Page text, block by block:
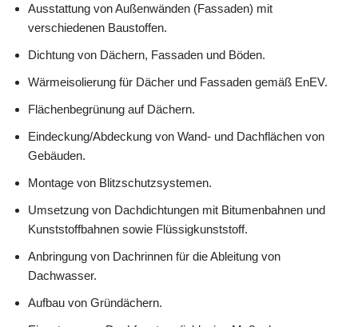
Ausstattung von Außenwänden (Fassaden) mit
verschiedenen Baustoffen.
Dichtung von Dächern, Fassaden und Böden.
Wärmeisolierung für Dächer und Fassaden gemäß EnEV.
Flächenbegrünung auf Dächern.
Eindeckung/Abdeckung von Wand- und Dachflächen von
Gebäuden.
Montage von Blitzschutzsystemen.
Umsetzung von Dachdichtungen mit Bitumenbahnen und
Kunststoffbahnen sowie Flüssigkunststoff.
Anbringung von Dachrinnen für die Ableitung von
Dachwasser.
Aufbau von Gründächern.